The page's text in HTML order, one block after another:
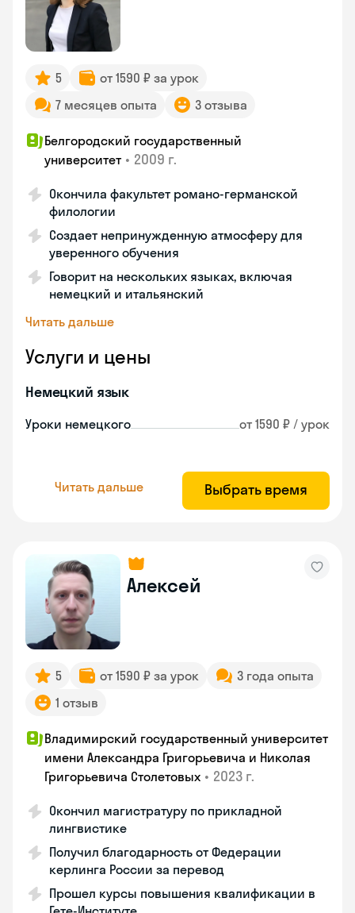
5
от 1590 ₽ за урок
7 месяцев опыта
3 отзыва
Белгородский государственный
университет • 2009 г.
Окончила факультет романо-германской
филологии
Создает непринужденную атмосферу для
уверенного обучения
Говорит на нескольких языках, включая
немецкий и итальянский
Читать дальше
Услуги и цены
Немецкий язык
Уроки немецкого от 1590 ₽ / урок
Читать дальше Выбрать время
Алексей
5 от 1590 ₽ за урок
3 года опыта
1 отзыв
Владимирский государственный университет
имени Александра Григорьевича и Николая
Григорьевича Столетовых • 2023 г.
Окончил магистратуру по прикладной
лингвистике
Получил благодарность от Федерации
керлинга России за перевод
Прошел курсы повышения квалификации в